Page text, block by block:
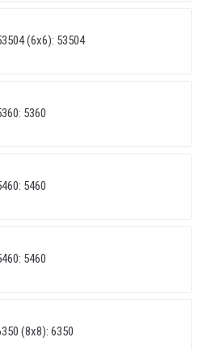
(6х6): 53504
5360
5460
5460
(8х8): 6350